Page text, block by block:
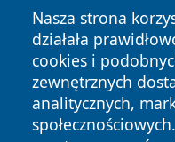
Nasza strona
działała
cookies i
zewnętrznych
analitycznych,
Copyright © 2026
zastrzeżone.